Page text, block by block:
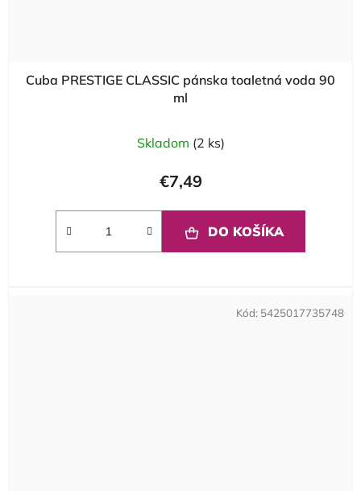
Cuba PRESTIGE CLASSIC pánska toaletná voda 90
ml
Skladom (2 ks)
€7,49
DO KOŠÍKA
Kód: 5425017735748